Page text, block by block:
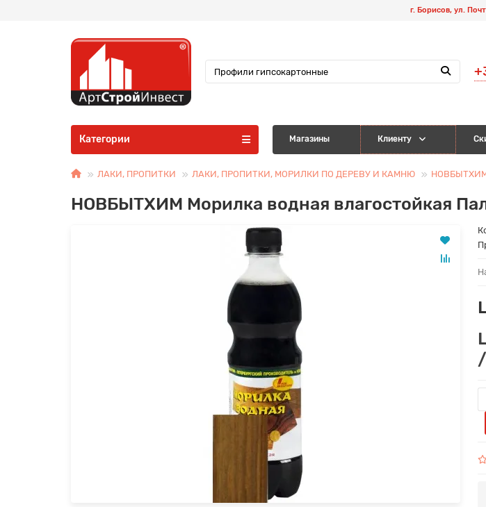
г. Борисов, ул.
Категории Магазины Клиенту
ЛАКИ, ПРОПИТКИ ЛАКИ, ПРОПИТКИ, МОРИЛКИ ПО ДЕРЕВУ И КАМНЮ
НОВБЫТХИМ Морилка водная влагостойкая